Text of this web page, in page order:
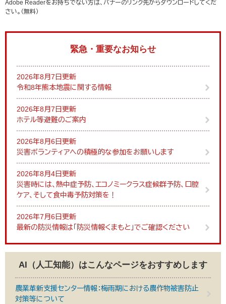
Adobe Readerをお持ちでない方は、バナーのリンク先からダウンロードしてくだ
さい。（無料）
緊急・重要なお知らせ
2026年8月7日更新
令和8年熊本地震に関する情報
2026年8月7日更新
ホテル等避難のご案内
2026年8月6日更新
災害ボランティアへの積極的な参加をお願いします
2026年8月4日更新
災害時には、熱中症予防、エコノミークラス症候群予防、口腔
ケア、そして食中毒予防対策を！
2026年7月6日更新
最新の防災情報は「防災情報くまもと」でご確認ください
AI（人工知能）はこんなページをおすすめします
農業革新支援センター情報：梅雨期における農作物被害防止
対策等について